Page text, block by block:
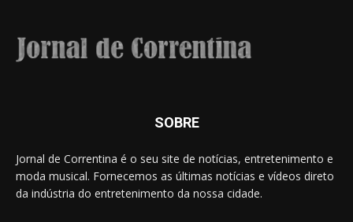
SOBRE
Jornal de Correntina é o seu site de notícias, entretenimento e
moda musical. Fornecemos as últimas notícias e vídeos direto
da indústria do entretenimento da nossa cidade.